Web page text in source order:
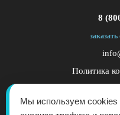
8
Политика
Мы используем cookies